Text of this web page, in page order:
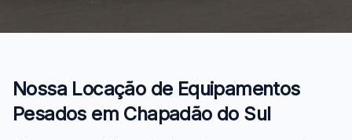
Nossa Locação de Equipamentos
Pesados em Chapadão do Sul